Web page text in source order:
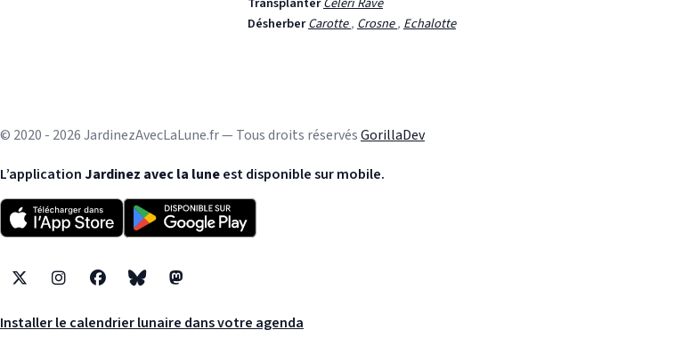
DésherberCarotte, Crosne, Echalotte
© 2020 - 2026 JardinezAvecLaLune.fr — Tous droits réservésGorillaDev
L’application Jardinez avec la luneest disponible sur mobile.
X InstagramFacebookBlueskyMastodon
Installer le calendrier lunaire dans votre agenda